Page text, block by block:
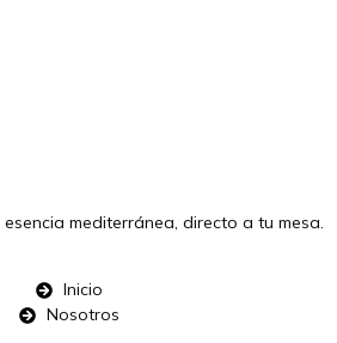
mediterránea, directo a tu mesa.
Inicio
Nosotros